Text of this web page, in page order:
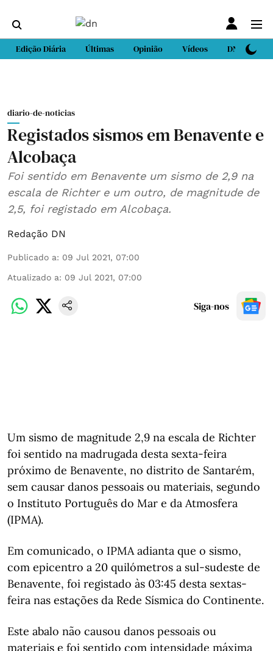
Edição Diária Últimas Opinião Vídeos DN Sport
diario-de-noticias
Registados sismos em Benavente e
Alcobaça
Foi sentido em Benavente um sismo de 2,9 na
escala de Richter e um outro, de magnitude de
2,5, foi registado em Alcobaça.
Redação DN
Publicado a: 09 Jul 2021, 07:00
Atualizado a: 09 Jul 2021, 07:00
Siga-nos
Um sismo de magnitude 2,9 na escala de Richter
foi sentido na madrugada desta sexta-feira
próximo de Benavente, no distrito de Santarém,
sem causar danos pessoais ou materiais, segundo
o Instituto Português do Mar e da Atmosfera
(IPMA).
Em comunicado, o IPMA adianta que o sismo,
com epicentro a 20 quilómetros a sul-sudeste de
Benavente, foi registado às 03:45 desta sextas-
feira nas estações da Rede Sísmica do Continente.
Este abalo não causou danos pessoais ou
materiais e foi sentido com intensidade máxima